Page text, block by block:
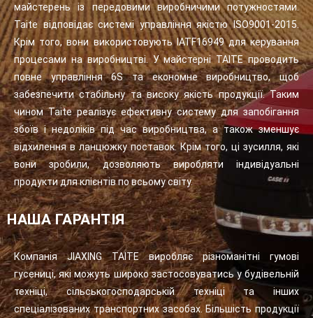
майстерень із передовими виробничими потужностями.
Taite відповідає системі управління якістю ISO9001-2015.
Крім того, вони використовують IATF16949 для керування
процесами на виробництві. У майстерні TAITE проводить
повне управління 6S та економне виробництво, щоб
забезпечити стабільну та високу якість продукції. Таким
чином Taite реалізує ефективну систему для запобігання
збоїв і недоліків під час виробництва, а також зменшує
відхилення в ланцюжку поставок. Крім того, ці зусилля, які
вони зробили, дозволяють виробляти індивідуальні
продукти для клієнтів по всьому світу.
НАША ГАРАНТІЯ
Компанія JIAXING TAITE виробляє різноманітні гумові
гусениці, які можуть широко застосовуватись у будівельній
техніці, сільськогосподарській техніці та інших
спеціалізованих транспортних засобах. Більшість продукції